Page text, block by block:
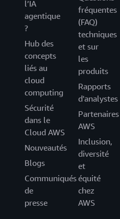
l’IA
agentique
?
Hub des
concepts
liés au
cloud
computing
Sécurité
dans le
Cloud AWS
Nouveautés
Blogs
Communiqués
de
presse
fréquentes
(FAQ)
techniques
et sur
les
produits
Rapports
d'analystes
Partenaires
AWS
Inclusion,
diversité
et
équité
chez
AWS